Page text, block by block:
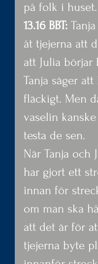
på folk i huset.
13.16 BBT:
åt tjejerna att
att Julia
Tanja säger
fläckigt. Men
vaselin
testa de sen.
När Tanja
har gjort ett
innan för
om man ska
att det är för
tjejerna byte